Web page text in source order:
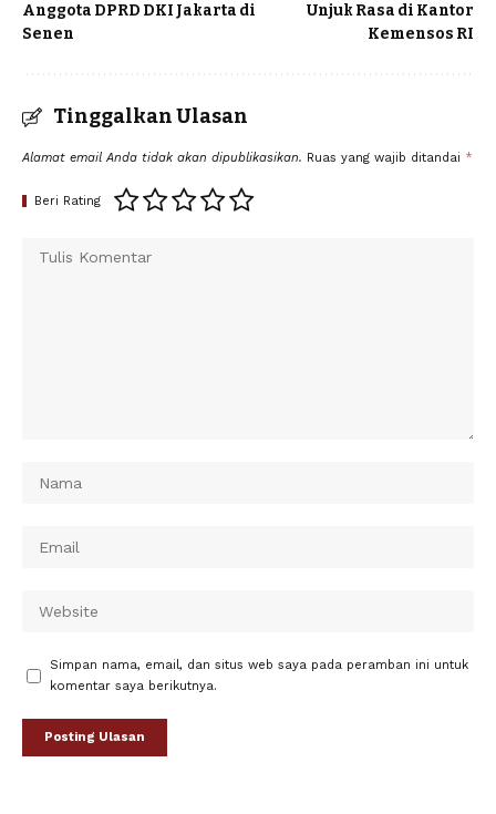
Anggota DPRD DKI Jakarta di
Senen
Unjuk Rasa di Kantor
Kemensos RI
Tinggalkan Ulasan
Alamat email Anda tidak akan dipublikasikan. Ruas yang wajib ditandai *
Beri Rating
Simpan nama, email, dan situs web saya pada peramban ini untuk
komentar saya berikutnya.